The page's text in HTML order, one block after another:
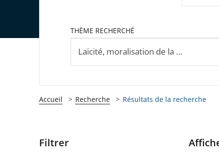
THÈME RECHERCHÉ
Accueil Recherche Résultats de la recherche
Passer
Filtrer